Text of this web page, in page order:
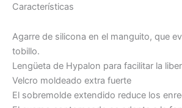
Características
Agarre de silicona en el manguito, que
tobillo.
Lengüeta de Hypalon para facilitar la
Velcro moldeado extra fuerte
El sobremolde extendido reduce los